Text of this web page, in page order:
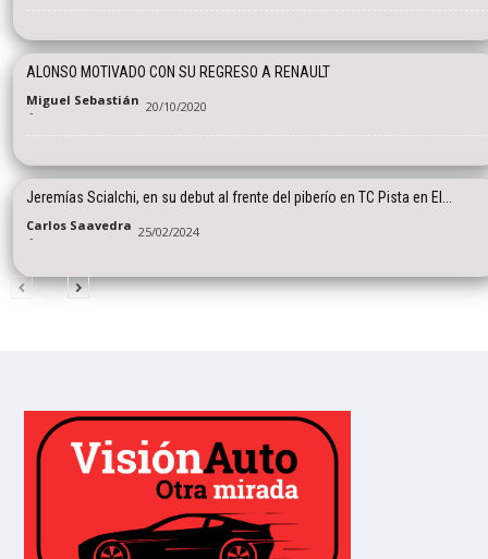
ALONSO MOTIVADO CON SU REGRESO A RENAULT
Miguel Sebastián
- 20/10/2020
Jeremías Scialchi, en su debut al frente del piberío en TC Pista en El...
Carlos Saavedra
- 25/02/2024